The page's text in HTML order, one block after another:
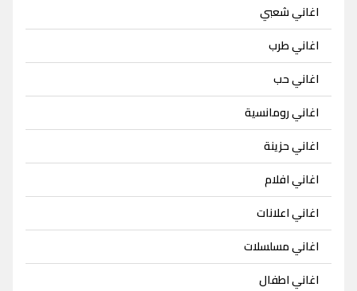
اغاني شعبي
اغاني طرب
اغاني حب
اغاني رومانسية
اغاني حزينة
اغاني افلام
اغاني اعلانات
اغاني مسلسلات
اغاني اطفال